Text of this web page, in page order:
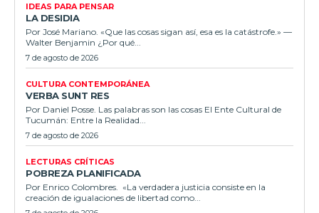
IDEAS PARA PENSAR
LA DESIDIA
Por José Mariano. «Que las cosas sigan así, esa es la catástrofe.» —
Walter Benjamin ¿Por qué...
7 de agosto de 2026
CULTURA CONTEMPORÁNEA
VERBA SUNT RES
Por Daniel Posse. Las palabras son las cosas El Ente Cultural de
Tucumán: Entre la Realidad...
7 de agosto de 2026
LECTURAS CRÍTICAS
POBREZA PLANIFICADA
Por Enrico Colombres. «La verdadera justicia consiste en la
creación de igualaciones de libertad como...